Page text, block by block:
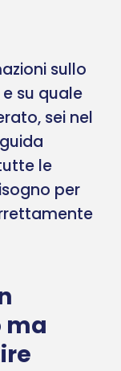
sullo
su quale
sei nel
le
per
ma